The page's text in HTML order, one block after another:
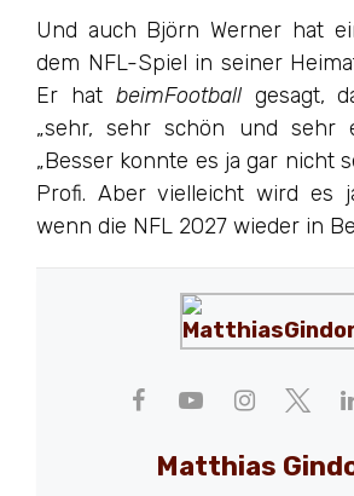
Und auch Björn Werner hat
dem NFL-Spiel in seiner
Er hatbeimFootballgesagt,
„sehr, sehr schön und sehr
„Besser konnte es ja gar nicht
Profi. Aber vielleicht wird es
wenn die NFL 2027 wieder in
Matthias